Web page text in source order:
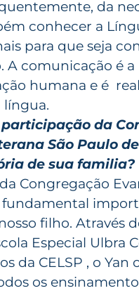
da
conhecer a
para que seja
A comunicação é a
humana e é
língua.
da
São Paulo
de sua familia?
Congregação
fundamental
filho. Através
Especial Ulbra
da CELSP , o Yan
os